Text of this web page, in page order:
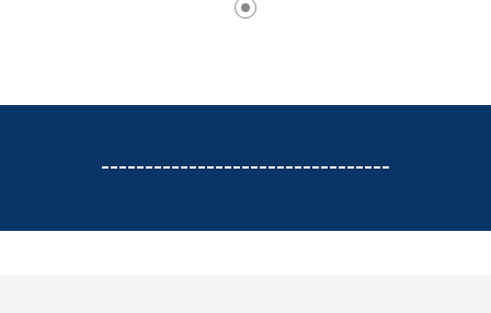
---------------------------------